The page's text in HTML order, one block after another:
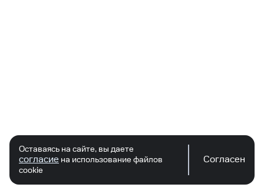
Оставаясь на сайте, вы даете
согласие на использование файлов
cookie
Согласен